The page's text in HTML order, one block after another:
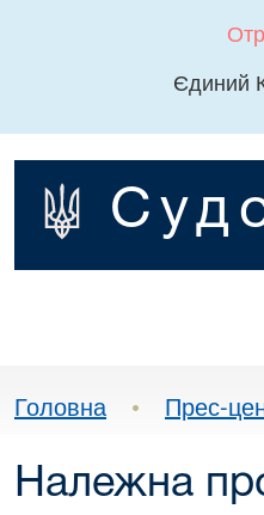
Єдиний
Головна • Прес-
Належна